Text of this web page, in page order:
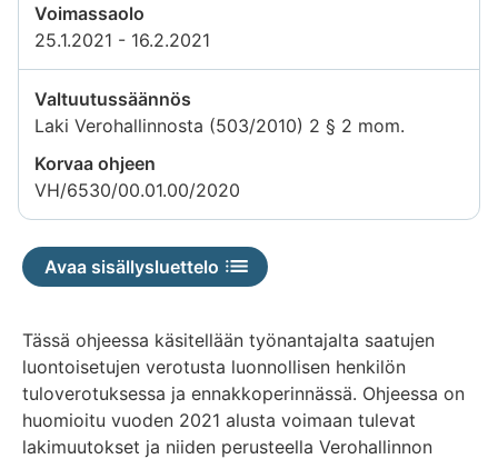
Voimassaolo
25.1.2021 - 16.2.2021
Valtuutussäännös
Laki Verohallinnosta (503/2010) 2 § 2 mom.
Korvaa ohjeen
VH/6530/00.01.00/2020
Avaa sisällysluettelo
Tässä ohjeessa käsitellään työnantajalta saatujen
luontoisetujen verotusta luonnollisen henkilön
tuloverotuksessa ja ennakkoperinnässä. Ohjeessa on
huomioitu vuoden 2021 alusta voimaan tulevat
lakimuutokset ja niiden perusteella Verohallinnon